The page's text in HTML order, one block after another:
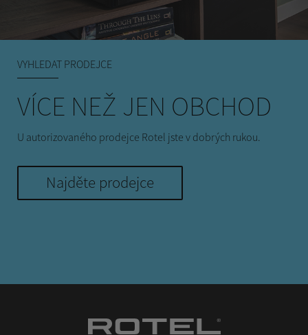
VYHLEDAT PRODEJCE
VÍCE NEŽ JEN OBCHOD
U autorizovaného prodejce Rotel jste v dobrých rukou.
Najděte prodejce